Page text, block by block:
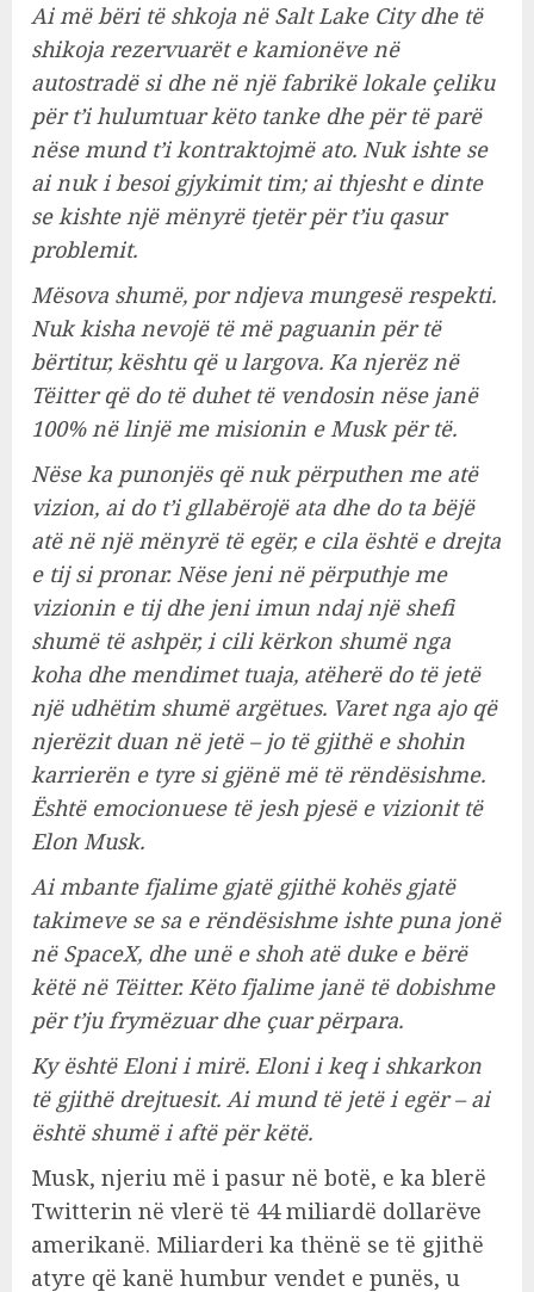
Ai më bëri të shkoja në Salt Lake City dhe të
shikoja rezervuarët e kamionëve në
autostradë si dhe në një fabrikë lokale çeliku
për t’i hulumtuar këto tanke dhe për të parë
nëse mund t’i kontraktojmë ato. Nuk ishte se
ai nuk i besoi gjykimit tim; ai thjesht e dinte
se kishte një mënyrë tjetër për t’iu qasur
problemit.
Mësova shumë, por ndjeva mungesë respekti.
Nuk kisha nevojë të më paguanin për të
bërtitur, kështu që u largova. Ka njerëz në
Tëitter që do të duhet të vendosin nëse janë
100% në linjë me misionin e Musk për të.
Nëse ka punonjës që nuk përputhen me atë
vizion, ai do t’i gllabërojë ata dhe do ta bëjë
atë në një mënyrë të egër, e cila është e drejta
e tij si pronar. Nëse jeni në përputhje me
vizionin e tij dhe jeni imun ndaj një shefi
shumë të ashpër, i cili kërkon shumë nga
koha dhe mendimet tuaja, atëherë do të jetë
një udhëtim shumë argëtues. Varet nga ajo që
njerëzit duan në jetë – jo të gjithë e shohin
karrierën e tyre si gjënë më të rëndësishme.
Është emocionuese të jesh pjesë e vizionit të
Elon Musk.
Ai mbante fjalime gjatë gjithë kohës gjatë
takimeve se sa e rëndësishme ishte puna jonë
në SpaceX, dhe unë e shoh atë duke e bërë
këtë në Tëitter. Këto fjalime janë të dobishme
për t’ju frymëzuar dhe çuar përpara.
Ky është Eloni i mirë. Eloni i keq i shkarkon
të gjithë drejtuesit. Ai mund të jetë i egër – ai
është shumë i aftë për këtë.
Musk, njeriu më i pasur në botë, e ka blerë
Twitterin në vlerë të 44 miliardë dollarëve
amerikanë. Miliarderi ka thënë se të gjithë
atyre që kanë humbur vendet e punës, u